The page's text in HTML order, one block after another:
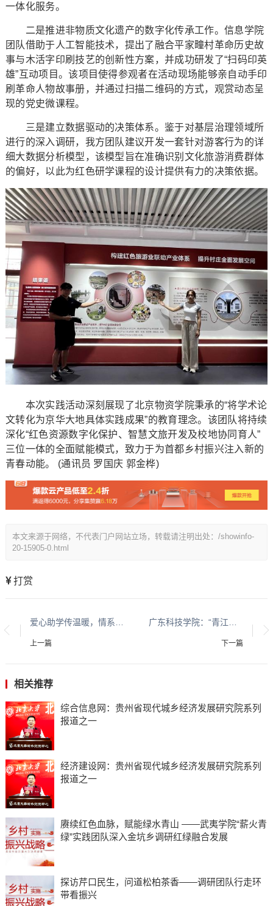
一体化服务。
二是推进非物质文化遗产的数字化传承工作。信息学院
团队借助于人工智能技术，提出了融合平家疃村革命历史故
事与木活字印刷技艺的创新性方案，并成功研发了“扫码印英
雄”互动项目。该项目使得参观者在活动现场能够亲自动手印
刷革命人物故事册，并通过扫描二维码的方式，观赏动态呈
现的党史微课程。
三是建立数据驱动的决策体系。鉴于对基层治理领域所
进行的深入调研，我方团队建议开发一套针对游客行为的详
细大数据分析模型，该模型旨在准确识别文化旅游消费群体
的偏好，以此为红色研学课程的设计提供有力的决策依据。
本次实践活动深刻展现了北京物资学院秉承的“将学术论
文转化为京华大地具体实践成果”的教育理念。该团队将持续
深化“红色资源数字化保护、智慧文旅开发及校地协同育人”
三位一体的全面赋能模式，致力于为首都乡村振兴注入新的
青春动能。 (通讯员 罗国庆 郭金桦)
本文来源于网络，不代表门户网站立场，转载请注明出处：/showinfo-
20-15905-0.html
打赏
上一篇 下一篇
相关推荐
综合信息网：贵州省现代城乡经济发展研究院系列
报道之一
经济建设网：贵州省现代城乡经济发展研究院系列
报道之一
赓续红色血脉，赋能绿水青山 ——武夷学院“薪火青
绿”实践团队深入金坑乡调研红绿融合发展
探访芹口民生，问道松柏茶香——调研团队行走环
带看振兴